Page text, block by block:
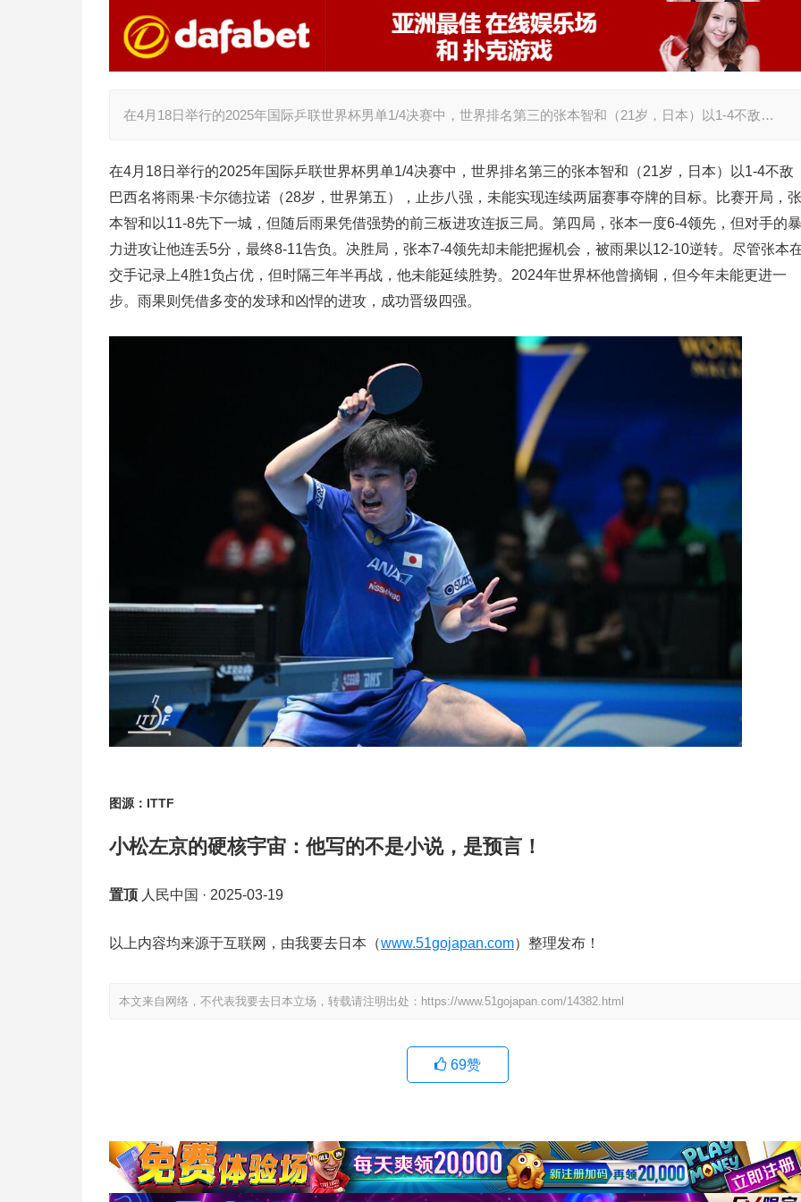
在4月18日举行的2025年国际乒联世界杯男单1/4决赛中，世界排名第三的张本智和（21岁，日本）以1-4不敌…
在4月18日举行的2025年国际乒联世界杯男单1/4决赛中，世界排名第三的张本智和（21岁，日本）以1-4不敌
巴西名将雨果·卡尔德拉诺（28岁，世界第五），止步八强，未能实现连续两届赛事夺牌的目标。比赛开局，张
本智和以11-8先下一城，但随后雨果凭借强势的前三板进攻连扳三局。第四局，张本一度6-4领先，但对手的暴
力进攻让他连丢5分，最终8-11告负。决胜局，张本7-4领先却未能把握机会，被雨果以12-10逆转。尽管张本
交手记录上4胜1负占优，但时隔三年半再战，他未能延续胜势。2024年世界杯他曾摘铜，但今年未能更进一
步。雨果则凭借多变的发球和凶悍的进攻，成功晋级四强。
图源：ITTF
小松左京的硬核宇宙：他写的不是小说，是预言！
置顶 人民中国 · 2025-03-19
以上内容均来源于互联网，由我要去日本（www.51gojapan.com）整理发布！
本文来自网络，不代表我要去日本立场，转载请注明出处：https://www.51gojapan.com/14382.html
69赞